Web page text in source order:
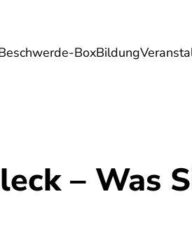
BoxBildung
Gesundheit Energie
– Was